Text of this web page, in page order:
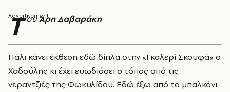
T ουΆρη Δαβαράκη
Πάλι κάνει έκθεση εδώ δίπλα στην «Γκαλερί Σκουφά» ο
Xαδούλης κι έχει ευωδιάσει ο τόπος από τις
νεραντζιές της Φωκυλίδου. Eδώ έξω από το μπαλκόνι